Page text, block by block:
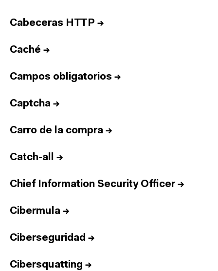
Cabeceras HTTP →
Caché →
Campos obligatorios →
Captcha →
Carro de la compra →
Catch-all →
Chief Information Security Officer→
Cibermula →
Ciberseguridad →
Cibersquatting →